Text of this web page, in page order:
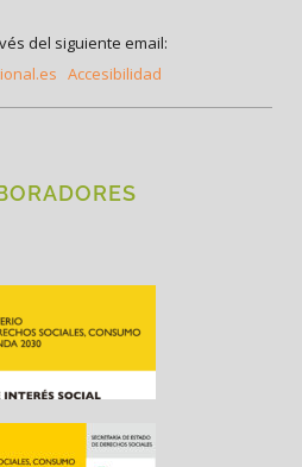
del siguiente email:
Accesibilidad